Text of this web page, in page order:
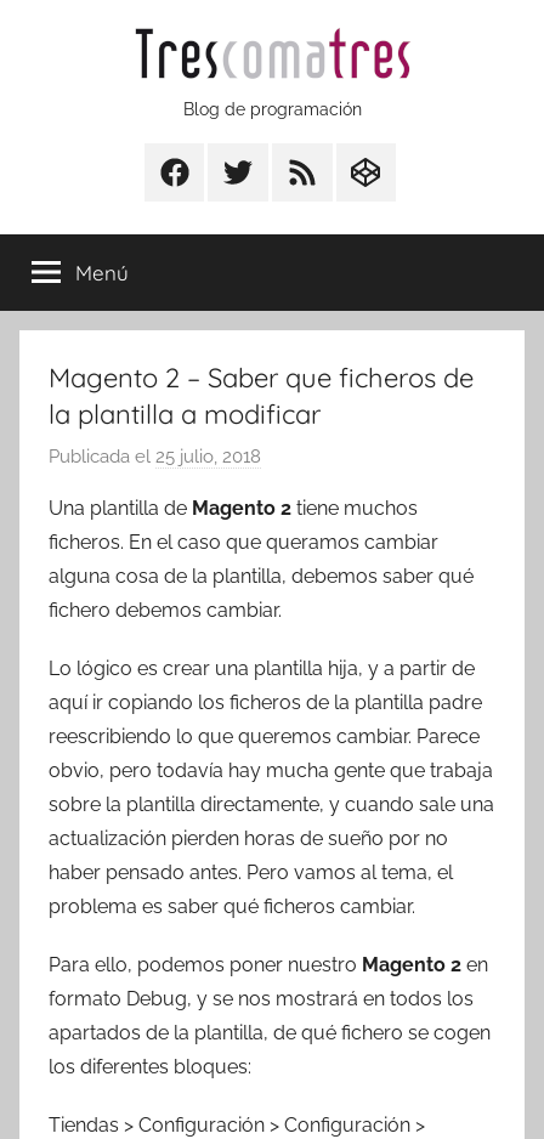
Trescomatres
Blog de programación
FacebookTwitter RSS CodepenIO
Menú
Magento 2 – Saber que ficheros de
la plantilla a modificar
Publicada el 25 julio, 2018
r
T
r
e
c
o
m
a
t
r
e
s
Una plantilla de Magento 2 tiene muchos
ficheros. En el caso que queramos cambiar
alguna cosa de la plantilla, debemos saber qué
fichero debemos cambiar.
Lo lógico es crear una plantilla hija, y a partir de
aquí ir copiando los ficheros de la plantilla padre
reescribiendo lo que queremos cambiar. Parece
obvio, pero todavía hay mucha gente que trabaja
sobre la plantilla directamente, y cuando sale una
actualización pierden horas de sueño por no
haber pensado antes. Pero vamos al tema, el
problema es saber qué ficheros cambiar.
Para ello, podemos poner nuestro Magento 2 en
formato Debug, y se nos mostrará en todos los
apartados de la plantilla, de qué fichero se cogen
los diferentes bloques:
Tiendas > Configuración > Configuración >